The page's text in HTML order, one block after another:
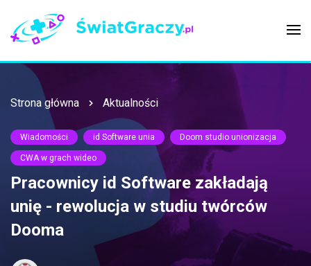
Strona główna Aktualności
Wiadomości id Software unia Doom studio unionizacja
CWA w grach wideo
Pracownicy id Software zakładają
unię - rewolucja w studiu twórców
Dooma